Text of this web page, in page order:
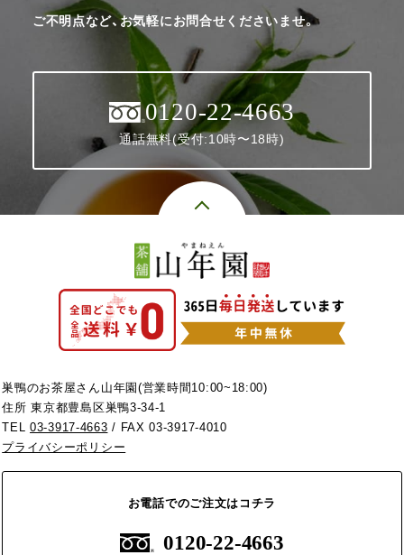
ご不明点など、お気軽にお問合せくださいませ。
0120-22-4663
通話無料(受付:10時〜18時)
巣鴨のお茶屋さん山年園(営業時間10:00~18:00)
住所 東京都豊島区巣鴨3-34-1
TEL03-3917-4663 / FAX 03-3917-4010
プライバシーポリシー
お電話でのご注文はコチラ
0120-22-4663